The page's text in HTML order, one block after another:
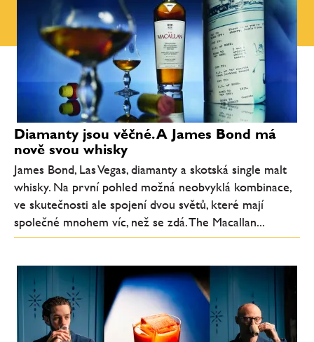
Diamanty jsou věčné. A James Bond má
nově svou whisky
James Bond, Las Vegas, diamanty a skotská single malt
whisky. Na první pohled možná neobvyklá kombinace,
ve skutečnosti ale spojení dvou světů, které mají
společné mnohem víc, než se zdá. The Macallan...